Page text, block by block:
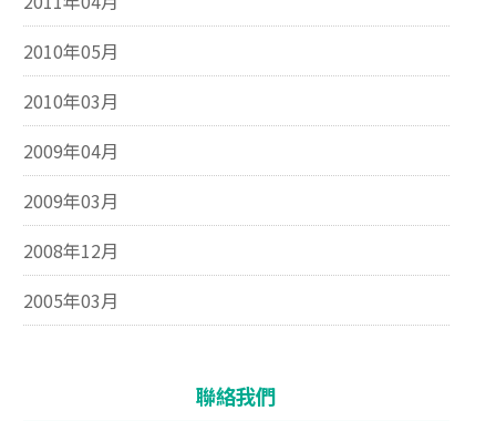
2010年05月
2010年03月
2009年04月
2009年03月
2008年12月
2005年03月
聯絡我們